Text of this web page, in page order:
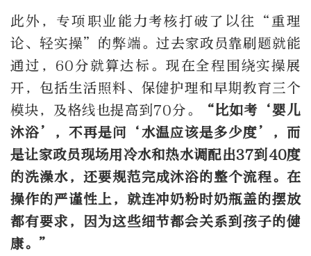
此外，专项职业能力考核打破了以往“重理
论、轻实操”的弊端。过去家政员靠刷题就能
通过，60分就算达标。现在全程围绕实操展
开，包括生活照料、保健护理和早期教育三个
模块，及格线也提高到70分。
“比如考‘婴儿
沐浴’，不再是问‘水温应该是多少度’，而
是让家政员现场用冷水和热水调配出37到40度
的洗澡水，还要规范完成沐浴的整个流程。在
操作的严谨性上，就连冲奶粉时奶瓶盖的摆放
都有要求，因为这些细节都会关系到孩子的健
康。”